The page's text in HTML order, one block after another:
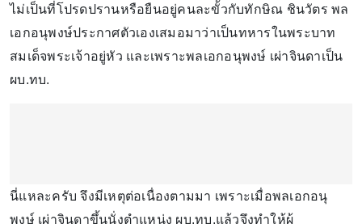
ไม่เป็นที่โปรดปรานหรือยืนอยู่คนละขั้วกับทักษิณ ชินวัตร พล
เอกอนุพงษ์ประกาศตัวเองเสมอมาว่าเป็นทหารในพระบาท
สมเด็จพระเจ้าอยู่หัว และเพราะพลเอกอนุพงษ์ เผ่าจินดาเป็น
ผบ.ทบ.
นี่แหละครับ จึงมีเหตุต่อเนื่องตามมา เพราะเมื่อพลเอกอนุ
พงษ์ เผ่าจินดาขึ้นนั่งตำแหน่ง ผบ.ทบ.แล้วจึงทำให้ผู้